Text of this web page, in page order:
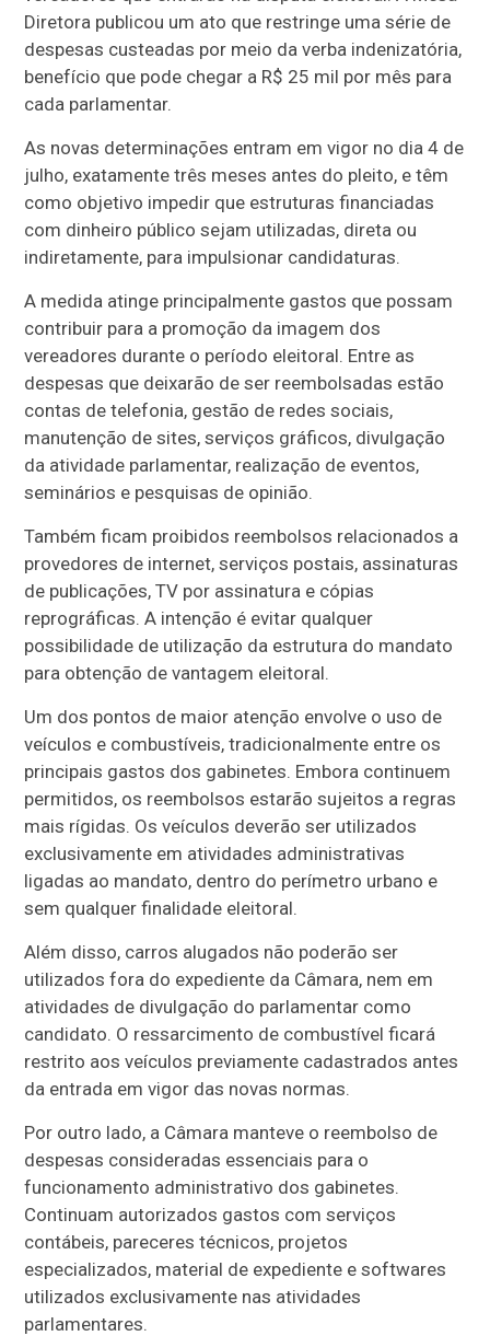
Diretora publicou um ato que restringe uma série de
despesas custeadas por meio da verba indenizatória,
benefício que pode chegar a R$ 25 mil por mês para
cada parlamentar.
As novas determinações entram em vigor no dia 4 de
julho, exatamente três meses antes do pleito, e têm
como objetivo impedir que estruturas financiadas
com dinheiro público sejam utilizadas, direta ou
indiretamente, para impulsionar candidaturas.
A medida atinge principalmente gastos que possam
contribuir para a promoção da imagem dos
vereadores durante o período eleitoral. Entre as
despesas que deixarão de ser reembolsadas estão
contas de telefonia, gestão de redes sociais,
manutenção de sites, serviços gráficos, divulgação
da atividade parlamentar, realização de eventos,
seminários e pesquisas de opinião.
Também ficam proibidos reembolsos relacionados a
provedores de internet, serviços postais, assinaturas
de publicações, TV por assinatura e cópias
reprográficas. A intenção é evitar qualquer
possibilidade de utilização da estrutura do mandato
para obtenção de vantagem eleitoral.
Um dos pontos de maior atenção envolve o uso de
veículos e combustíveis, tradicionalmente entre os
principais gastos dos gabinetes. Embora continuem
permitidos, os reembolsos estarão sujeitos a regras
mais rígidas. Os veículos deverão ser utilizados
exclusivamente em atividades administrativas
ligadas ao mandato, dentro do perímetro urbano e
sem qualquer finalidade eleitoral.
Além disso, carros alugados não poderão ser
utilizados fora do expediente da Câmara, nem em
atividades de divulgação do parlamentar como
candidato. O ressarcimento de combustível ficará
restrito aos veículos previamente cadastrados antes
da entrada em vigor das novas normas.
Por outro lado, a Câmara manteve o reembolso de
despesas consideradas essenciais para o
funcionamento administrativo dos gabinetes.
Continuam autorizados gastos com serviços
contábeis, pareceres técnicos, projetos
especializados, material de expediente e softwares
utilizados exclusivamente nas atividades
parlamentares.